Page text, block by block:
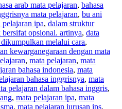
arab mata pelajaran, bahasa
mata pelajaran, bu ani
ipa, dalam struktur
opsional. artinya, data
melalui cara,
kewarganegaraan dengan mata
, mata pelajaran, mata
bahasa indonesia, mata
bahasa inggrisnya, mata
pelajaran dalam bahasa inggris,
, mata pelajaran ipa, mata
, mata pelajaran jurusan ips,